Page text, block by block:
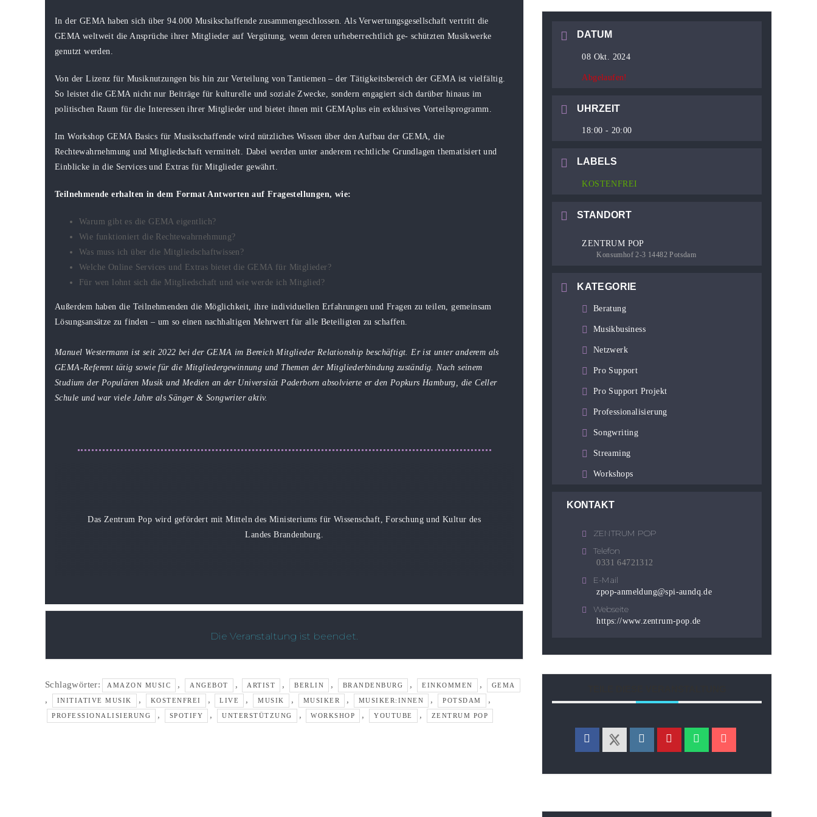
In der GEMA haben sich über 94.000 Musikschaffende zusammengeschlossen. Als Verwertungsgesellschaft vertritt die
GEMA weltweit die Ansprüche ihrer Mitglieder auf Vergütung, wenn deren urheberrechtlich ge- schützten Musikwerke
genutzt werden.
Von der Lizenz für Musiknutzungen bis hin zur Verteilung von Tantiemen – der Tätigkeitsbereich der GEMA ist vielfältig.
So leistet die GEMA nicht nur Beiträge für kulturelle und soziale Zwecke, sondern engagiert sich darüber hinaus im
politischen Raum für die Interessen ihrer Mitglieder und bietet ihnen mit GEMAplus ein exklusives Vorteilsprogramm.
Im Workshop GEMA Basics für Musikschaffende wird nützliches Wissen über den Aufbau der GEMA, die
Rechtewahrnehmung und Mitgliedschaft vermittelt. Dabei werden unter anderem rechtliche Grundlagen thematisiert und
Einblicke in die Services und Extras für Mitglieder gewährt.
Teilnehmende erhalten in dem Format Antworten auf Fragestellungen, wie:
Warum gibt es die GEMA eigentlich?
Wie funktioniert die Rechtewahrnehmung?
Was muss ich über die Mitgliedschaftwissen?
Welche Online Services und Extras bietet die GEMA für Mitglieder?
Für wen lohnt sich die Mitgliedschaft und wie werde ich Mitglied?
Außerdem haben die Teilnehmenden die Möglichkeit, ihre individuellen Erfahrungen und Fragen zu teilen, gemeinsam
Lösungsansätze zu finden – um so einen nachhaltigen Mehrwert für alle Beteiligten zu schaffen.
Manuel Westermann ist seit 2022 bei der GEMA im Bereich Mitglieder Relationship beschäftigt. Er ist unter anderem als
GEMA-Referent tätig sowie für die Mitgliedergewinnung und Themen der Mitgliederbindung zuständig. Nach seinem
Studium der Populären Musik und Medien an der Universität Paderborn absolvierte er den Popkurs Hamburg, die Celler
Schule und war viele Jahre als Sänger & Songwriter aktiv.
Das Zentrum Pop wird gefördert mit Mitteln des Ministeriums für Wissenschaft, Forschung und Kultur des
Landes Brandenburg.
Die Veranstaltung ist beendet.
Schlagwörter: AMAZON MUSIC , ANGEBOT , ARTIST , BERLIN , BRANDENBURG , EINKOMMEN , GEMA
, INITIATIVE MUSIK , KOSTENFREI , LIVE , MUSIK , MUSIKER , MUSIKER:INNEN , POTSDAM ,
PROFESSIONALISIERUNG , SPOTIFY , UNTERSTÜTZUNG , WORKSHOP , YOUTUBE , ZENTRUM POP
DATUM
08 Okt. 2024
Abgelaufen!
UHRZEIT
18:00 - 20:00
LABELS
KOSTENFREI
STANDORT
ZENTRUM POP
Konsumhof 2-3 14482 Potsdam
KATEGORIE
Beratung
Musikbusiness
Netzwerk
Pro Support
Pro Support Projekt
Professionalisierung
Songwriting
Streaming
Workshops
KONTAKT
ZENTRUM POP
Telefon
0331 64721312
E-Mail
zpop-anmeldung@spi-aundq.de
Webseite
https://www.zentrum-pop.de